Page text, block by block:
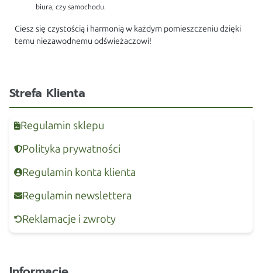
biura, czy samochodu.
Ciesz się czystością i harmonią w każdym pomieszczeniu dzięki
temu niezawodnemu odświeżaczowi!
Strefa Klienta
Regulamin sklepu
Polityka prywatności
Regulamin konta klienta
Regulamin newslettera
Reklamacje i zwroty